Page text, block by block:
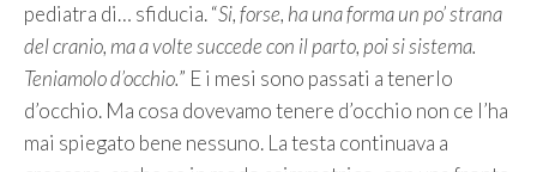
pediatra di… sfiducia. “Si, forse, ha una forma un po’ strana
del cranio, ma a volte succede con il parto, poi si sistema.
Teniamolo d’occhio.” E i mesi sono passati a tenerlo
d’occhio. Ma cosa dovevamo tenere d’occhio non ce l’ha
mai spiegato bene nessuno. La testa continuava a